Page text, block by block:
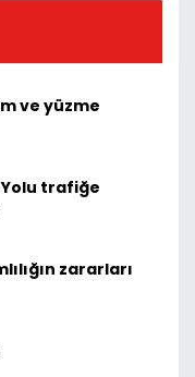
ve yüzme
trafiğe
zararları